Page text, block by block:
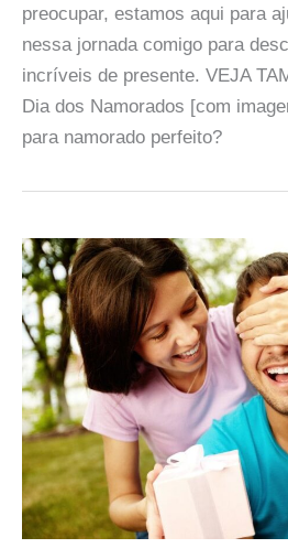
preocupar, estamos aqui para
nessa jornada comigo para
incríveis de presente. VEJA
Dia dos Namorados [com
para namorado perfeito?